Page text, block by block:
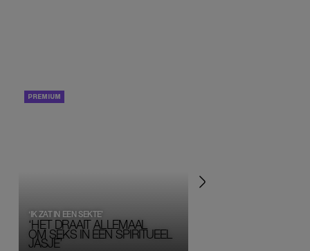
‘HET DRAAIT ALLEMAAL
OM SEKS IN EEN SPIRITUEEL
JASJE’
‘IK ZAT IN EEN SEKTE’